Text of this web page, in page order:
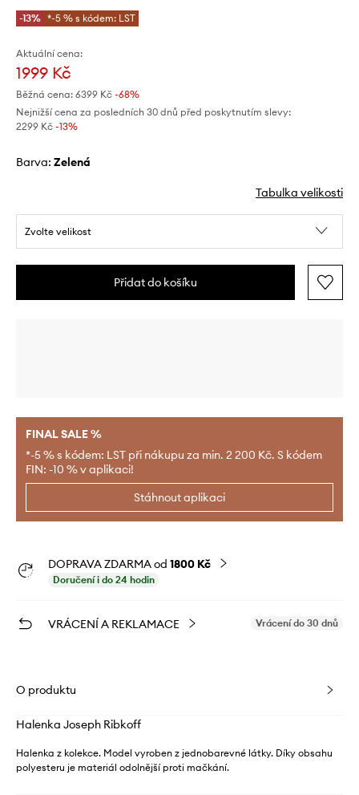
-13% *-5 % s kódem: LST
Aktuální cena:
1999 Kč
Běžná cena: 6399 Kč -68%
Nejnižší cena za posledních 30 dnů před poskytnutím slevy:
2299 Kč -13%
Barva: zelená
Tabulka velikosti
Zvolte velikost
Přidat do košíku
FINAL SALE %
*-5 % s kódem: LST při nákupu za min. 2 200 Kč. S kódem
FIN: -10 % v aplikaci!
Stáhnout aplikaci
DOPRAVA ZDARMA od 1800 Kč
Doručení i do 24 hodin
VRÁCENÍ A REKLAMACE Vrácení do 30 dnů
O produktu
Halenka Joseph Ribkoff
Halenka z kolekce. Model vyroben z jednobarevné látky. Díky obsahu
polyesteru je materiál odolnější proti mačkání.